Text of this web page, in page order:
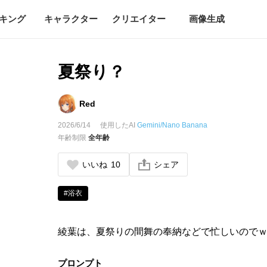
ング キャラクター クリエイター 画像生成
夏祭り？
Red
2026/6/14 使用したAIGemini/Nano Banana
年齢制限全年齢
いいね 10 シェア
#浴衣
綾葉は、夏祭りの間舞の奉納などで忙しいのでｗ
プロンプト